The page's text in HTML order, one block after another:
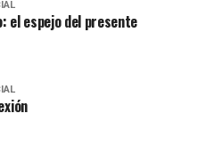
el espejo del presente